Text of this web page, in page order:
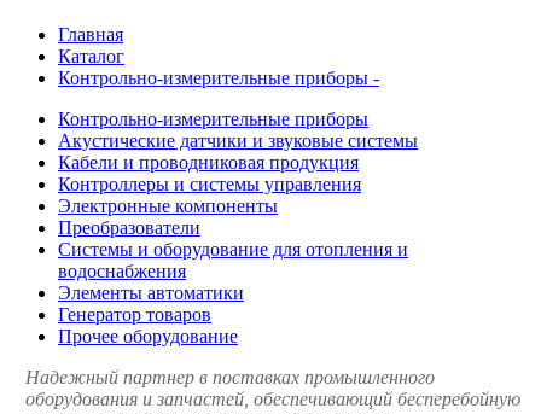
Главная
Каталог
Контрольно-измерительные приборы -
Контрольно-измерительные приборы
Акустические датчики и звуковые системы
Кабели и проводниковая продукция
Контроллеры и системы управления
Электронные компоненты
Преобразователи
Системы и оборудование для отопления и
водоснабжения
Элементы автоматики
Генератор товаров
Прочее оборудование
Надежный партнер в поставках промышленного
оборудования и запчастей, обеспечивающий бесперебойную